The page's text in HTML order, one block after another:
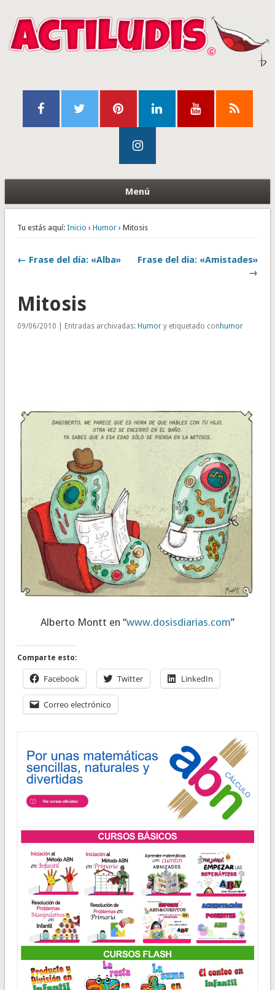
Menú
Tu estás aquí: Inicio › Humor› Mitosis
← Frase del día: «Alba»
Frase del día: «Amistades»
→
Mitosis
09/06/2010 | Entradas archivadas: Humory etiquetado con humor
Alberto Montt en “www.dosisdiarias.com”
Comparte esto:
Facebook Twitter LinkedIn
Correo electrónico